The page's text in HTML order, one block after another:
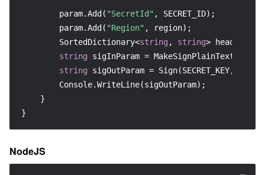
        param.Add(
"SecretId" , SECRET_ID);
        param.Add(
"Region" , region);
        SortedDictionary<
string , string> headers =
string sigInParam =
string sigOutParam = Sign(SECRET_KEY,
        Console.WriteLine(sigOutParam);
    }
}
NodeJS